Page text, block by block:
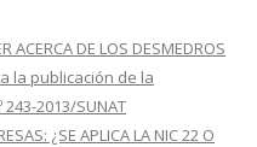
ACERCA DE LOS DESMEDROS
la publicación de la
2013/SUNAT
¿SE APLICA LA NIC 22 O